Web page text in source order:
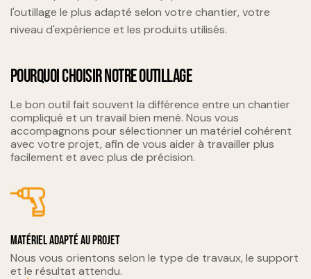
l'outillage le plus adapté selon votre chantier, votre
niveau d'expérience et les produits utilisés.
POURQUOI CHOISIR NOTRE OUTILLAGE
Le bon outil fait souvent la différence entre un chantier
compliqué et un travail bien mené. Nous vous
accompagnons pour sélectionner un matériel cohérent
avec votre projet, afin de vous aider à travailler plus
facilement et avec plus de précision.
Matériel adapté au projet
Nous vous orientons selon le type de travaux, le support
et le résultat attendu.